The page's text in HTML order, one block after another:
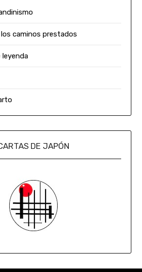
caminos prestados
leyenda
DE JAPÓN